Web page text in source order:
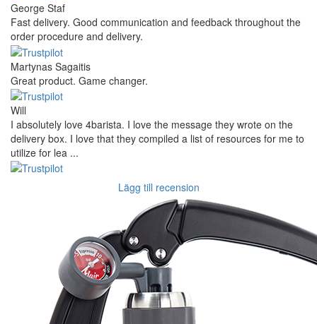
George Staf
Fast delivery. Good communication and feedback throughout the
order procedure and delivery.
Martynas Sagaitis
Great product. Game changer.
Will
I absolutely love 4barista. I love the message they wrote on the
delivery box. I love that they compiled a list of resources for me to
utilize for lea ...
Lägg till recension